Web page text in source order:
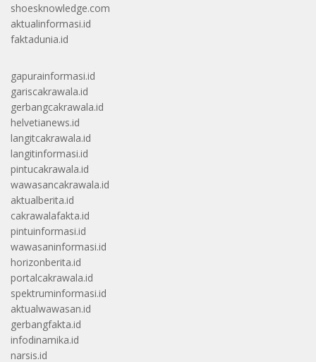
shoesknowledge.com
aktualinformasi.id
faktadunia.id
gapurainformasi.id
gariscakrawala.id
gerbangcakrawala.id
helvetianews.id
langitcakrawala.id
langitinformasi.id
pintucakrawala.id
wawasancakrawala.id
aktualberita.id
cakrawalafakta.id
pintuinformasi.id
wawasaninformasi.id
horizonberita.id
portalcakrawala.id
spektruminformasi.id
aktualwawasan.id
gerbangfakta.id
infodinamika.id
narsis.id